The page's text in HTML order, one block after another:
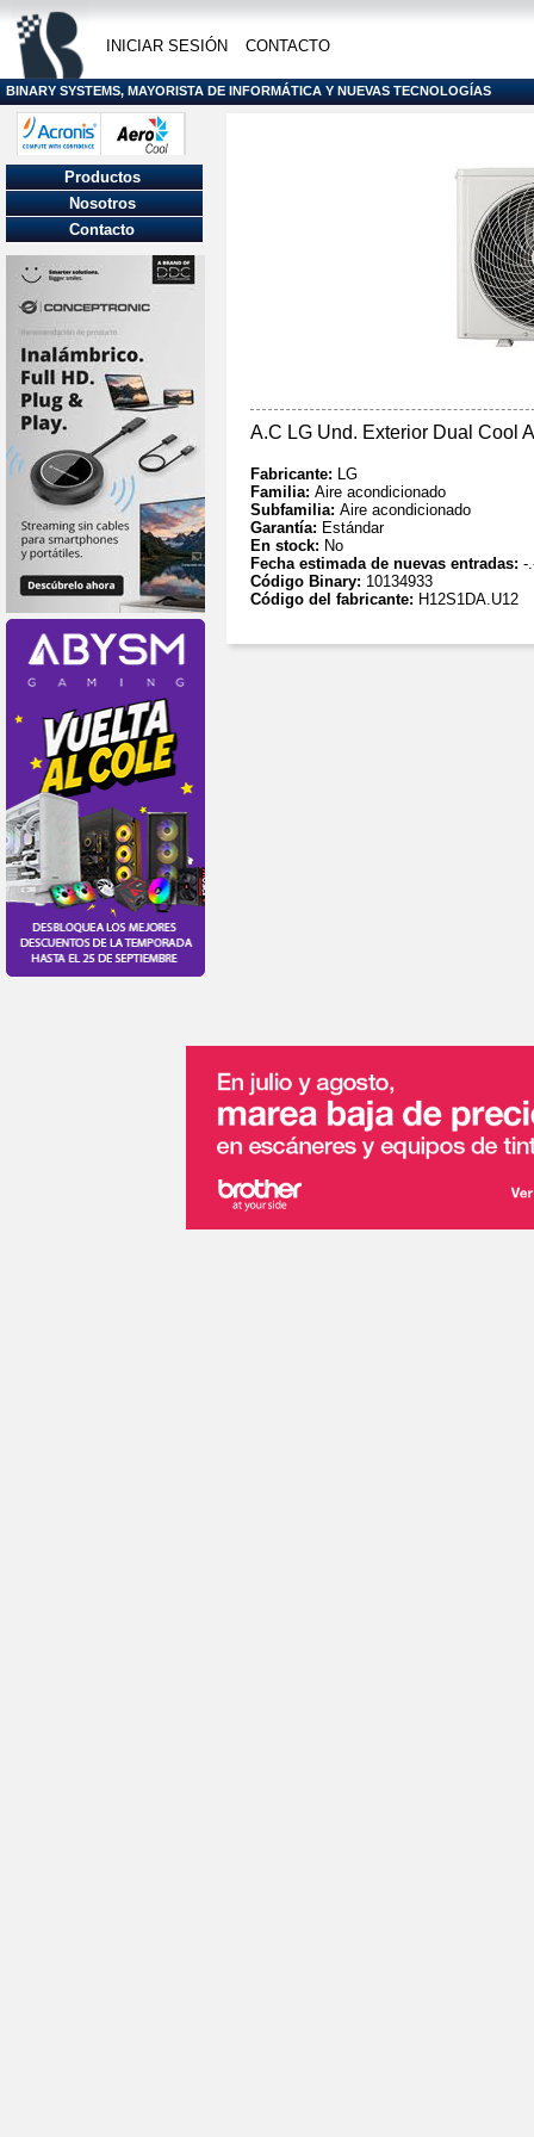
INICIAR SESIÓN CONTACTO
BINARY SYSTEMS, MAYORISTA DE INFORMÁTICA Y NUEVAS TECNOLOGÍAS
A.C LG Und. Exterior Dual Cool
Fabricante: LG
Familia: Aire acondicionado
Subfamilia: Aire acondicionado
Garantía: Estándar
En stock: No
Fecha estimada de nuevas entradas: -
Código Binary: 10134933
Código del fabricante: H12S1DA.U12
Productos
Nosotros
Contacto